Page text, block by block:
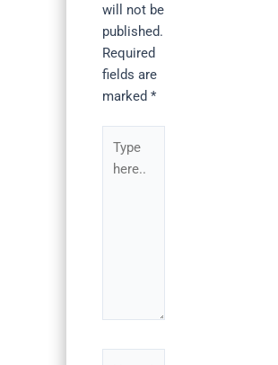
will not be
published.
Required
fields are
marked *
here..